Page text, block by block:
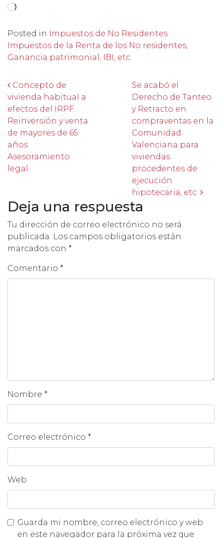
Cargando...
Posted in Impuestos de No Residentes:
Impuestos de la Renta de los No residentes,
Ganancia patrimonial, IBI, etc.
Post navigation
Concepto de
vivienda habitual a
efectos del IRPF.
Reinversión y venta
de mayores de 65
años.
Asesoramiento
legal.
Se acabó el
Derecho de Tanteo
y Retracto en
compraventas en la
Comunidad
Valenciana para
viviendas
procedentes de
ejecución
hipotecaria, etc.
Deja una respuesta
Tu dirección de correo electrónico no será
publicada. Los campos obligatorios están
marcados con *
Comentario *
Nombre *
Correo electrónico *
Web
Guarda mi nombre, correo electrónico y web
en este navegador para la próxima vez que